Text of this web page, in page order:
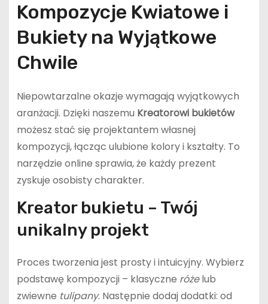
Kompozycje Kwiatowe i
Bukiety na Wyjątkowe
Chwile
Niepowtarzalne okazje wymagają wyjątkowych
aranżacji. Dzięki naszemu Kreatorowi bukietów
możesz stać się projektantem własnej
kompozycji, łącząc ulubione kolory i kształty. To
narzędzie online sprawia, że każdy prezent
zyskuje osobisty charakter.
Kreator bukietu – Twój
unikalny projekt
Proces tworzenia jest prosty i intuicyjny. Wybierz
podstawę kompozycji – klasyczne różelub
zwiewne tulipany. Następnie dodaj dodatki: od